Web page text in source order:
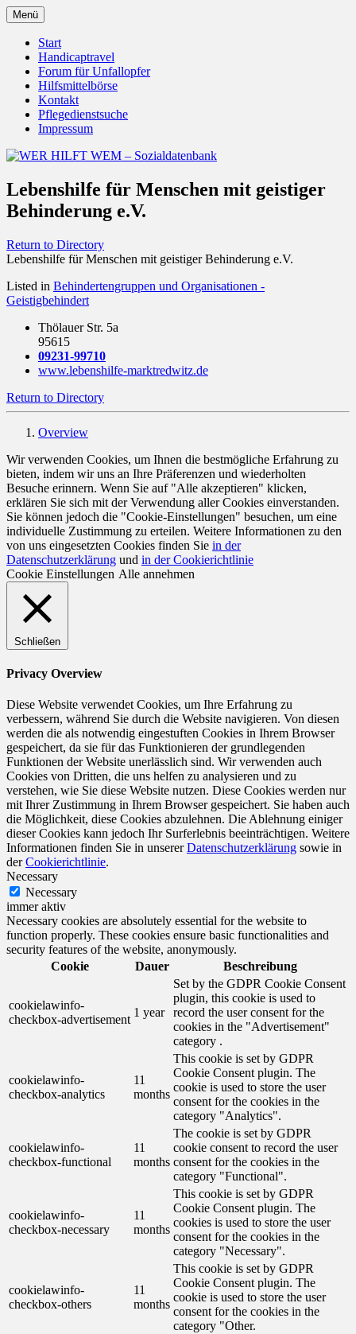
Zum
Inhalt
springen
WER HILFT WEM –
Sozialdatenbank
Menü
Start
Handicaptravel
Forum für Unfallopfer
Hilfsmittelbörse
Kontakt
Pflegedienstsuche
Impressum
Lebenshilfe für Menschen mit geistiger
Behinderung e.V.
Return to Directory
Lebenshilfe für Menschen mit geistiger Behinderung e.V.
Listed in Behindertengruppen und Organisationen -
Geistigbehindert
Thölauer Str. 5a
95615
09231-99710
www.lebenshilfe-marktredwitz.de
Return to Directory
Overview
Wir verwenden Cookies, um Ihnen die bestmögliche Erfahrung zu
bieten, indem wir uns an Ihre Präferenzen und wiederholten
Besuche erinnern. Wenn Sie auf "Alle akzeptieren" klicken,
erklären Sie sich mit der Verwendung aller Cookies einverstanden.
Sie können jedoch die "Cookie-Einstellungen" besuchen, um eine
individuelle Zustimmung zu erteilen. Weitere Informationen zu den
von uns eingesetzten Cookies finden Sie in der
Datenschutzerklärung und in der Cookierichtlinie
Cookie Einstellungen Alle annehmen
Schließen
Privacy Overview
Diese Website verwendet Cookies, um Ihre Erfahrung zu
verbessern, während Sie durch die Website navigieren. Von diesen
werden die als notwendig eingestuften Cookies in Ihrem Browser
gespeichert, da sie für das Funktionieren der grundlegenden
Funktionen der Website unerlässlich sind. Wir verwenden auch
Cookies von Dritten, die uns helfen zu analysieren und zu
verstehen, wie Sie diese Website nutzen. Diese Cookies werden nur
mit Ihrer Zustimmung in Ihrem Browser gespeichert. Sie haben auch
die Möglichkeit, diese Cookies abzulehnen. Die Ablehnung einiger
dieser Cookies kann jedoch Ihr Surferlebnis beeinträchtigen. Weitere
Informationen finden Sie in unsererDatenschutzerklärung sowie in
derCookierichtlinie.
Necessary
Necessary
immer aktiv
Necessary cookies are absolutely essential for the website to
function properly. These cookies ensure basic functionalities and
security features of the website, anonymously.
Cookie
Dauer Beschreibung
cookielawinfo-
checkbox-advertisement
1 year
Set by the GDPR Cookie Consent
plugin, this cookie is used to
record the user consent for the
cookies in the "Advertisement"
category .
cookielawinfo-
checkbox-analytics
11
months
This cookie is set by GDPR
Cookie Consent plugin. The
cookie is used to store the user
consent for the cookies in the
category "Analytics".
cookielawinfo-
checkbox-functional
11
months
The cookie is set by GDPR
cookie consent to record the user
consent for the cookies in the
category "Functional".
cookielawinfo-
checkbox-necessary
11
months
This cookie is set by GDPR
Cookie Consent plugin. The
cookies is used to store the user
consent for the cookies in the
category "Necessary".
cookielawinfo-
checkbox-others
11
months
This cookie is set by GDPR
Cookie Consent plugin. The
cookie is used to store the user
consent for the cookies in the
category "Other.